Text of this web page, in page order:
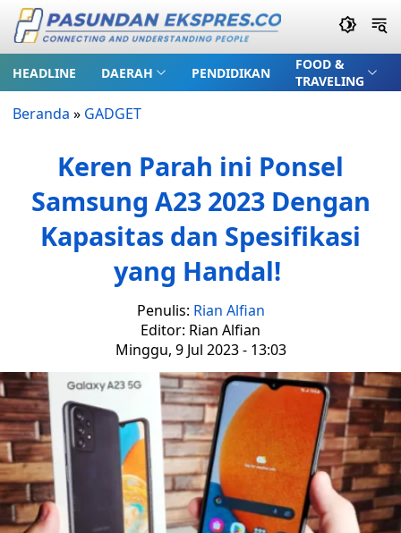
HEADLINE DAERAH PENDIDIKAN
FOOD &
TRAVELING
Beranda » GADGET
Keren Parah ini Ponsel
Samsung A23 2023 Dengan
Kapasitas dan Spesifikasi
yang Handal!
Penulis: Rian Alfian
Editor: Rian Alfian
Minggu, 9 Jul 2023 - 13:03